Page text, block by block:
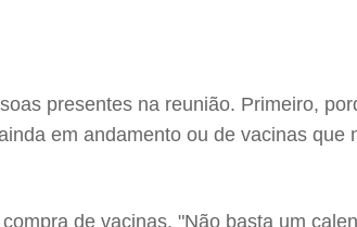
presentes na reunião. Primeiro,
em andamento ou de vacinas
de vacinas. "Não basta um